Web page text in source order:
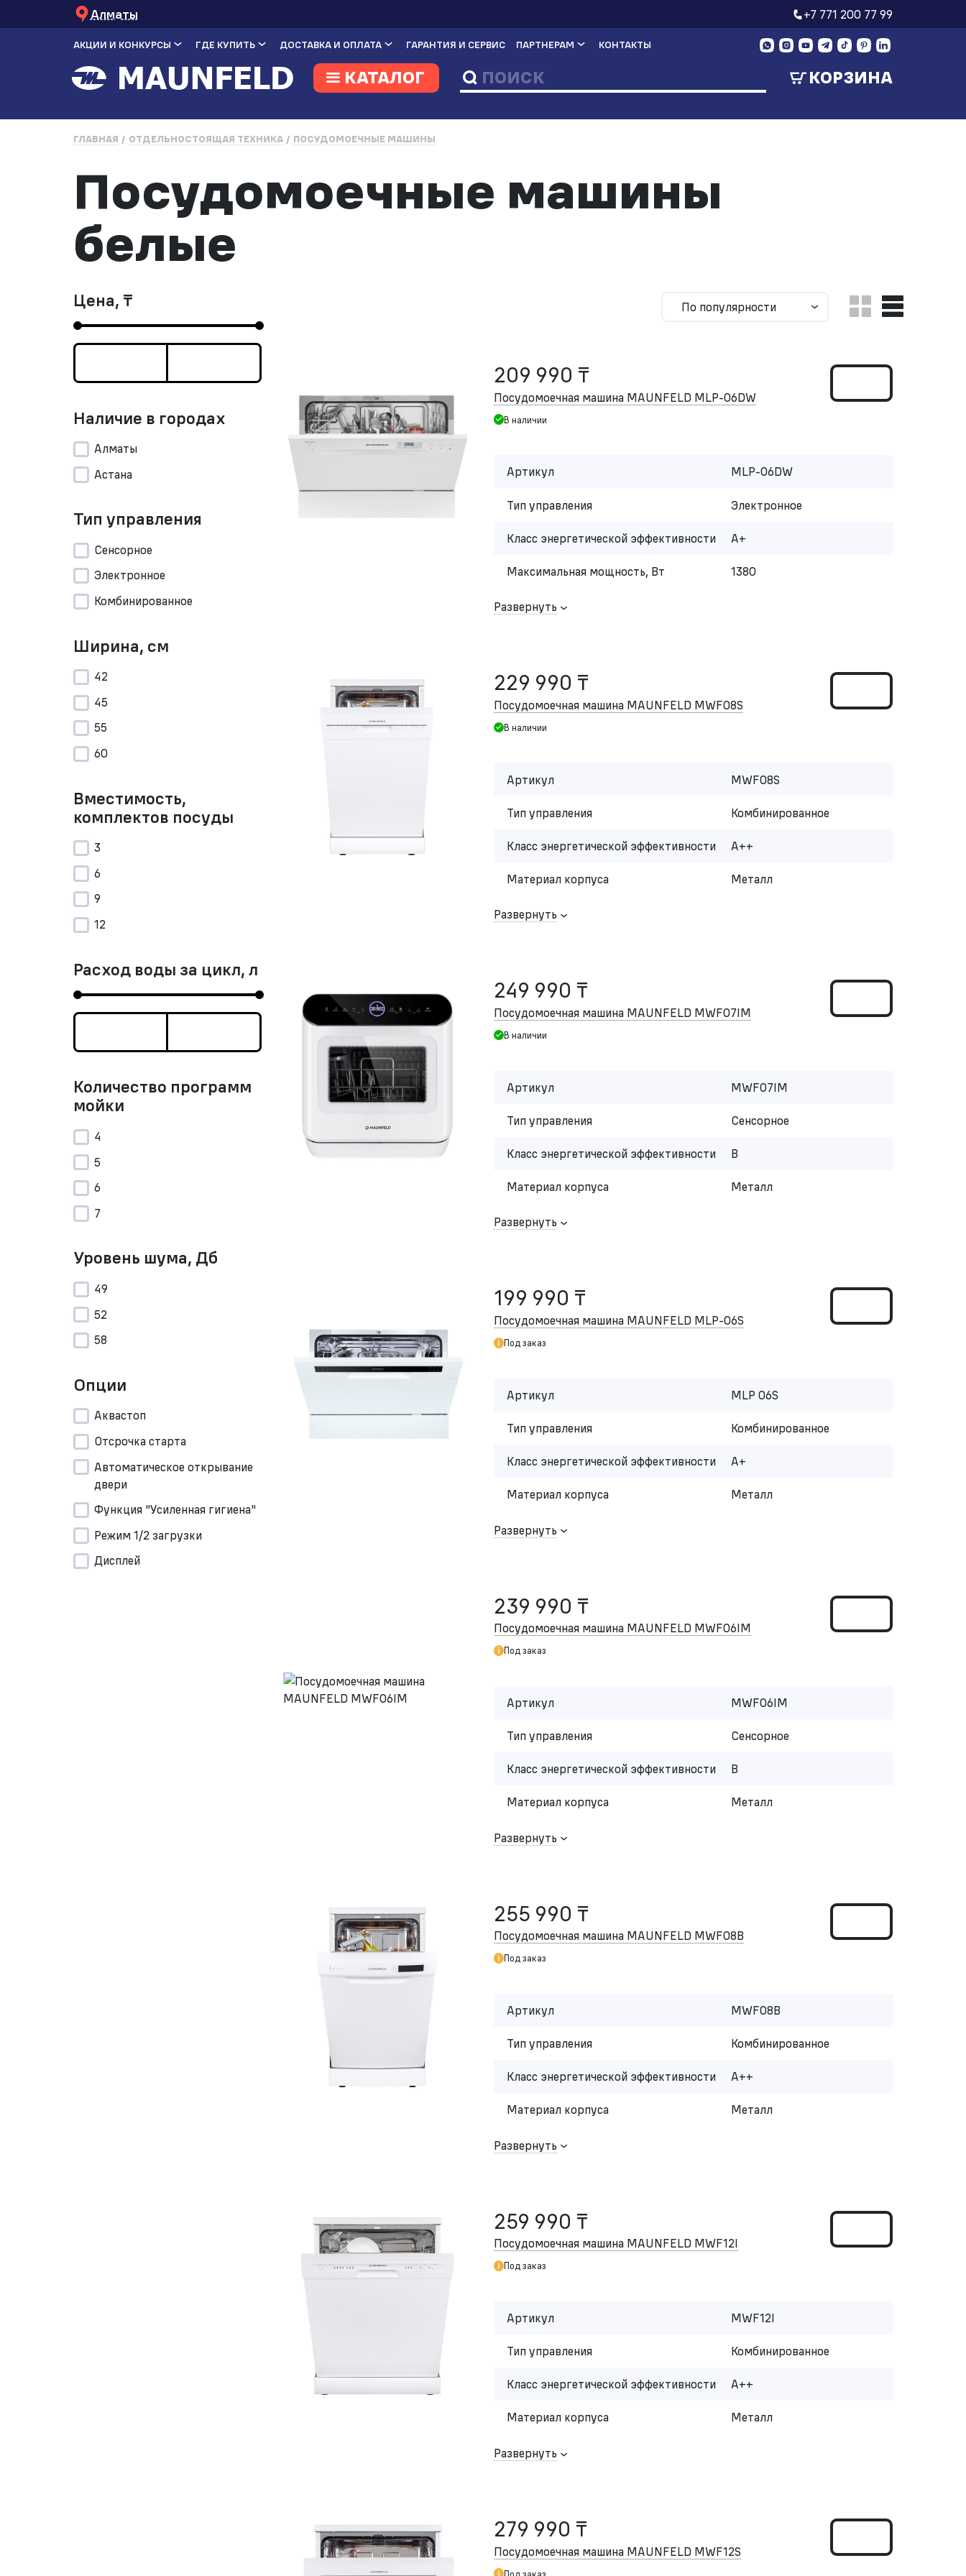
Алматы +7 771 200 77 99
АКЦИИ И КОНКУРСЫ ГДЕ КУПИТЬ ДОСТАВКА И ОПЛАТА ГАРАНТИЯ И СЕРВИС ПАРТНЕРАМ КОНТАКТЫ
КАТАЛОГ КОРЗИНА
ГЛАВНАЯ ОТДЕЛЬНОСТОЯЩАЯ ТЕХНИКА ПОСУДОМОЕЧНЫЕ МАШИНЫ
Посудомоечные машины
белые
Цена, ₸
Наличие в городах
Алматы
Астана
Тип управления
Сенсорное
Электронное
Комбинированное
Ширина, см
42
45
55
60
Вместимость,
комплектов посуды
3
6
9
12
Расход воды за цикл, л
Количество программ
мойки
4
5
6
7
Уровень шума, Дб
49
52
58
Опции
Аквастоп
Отсрочка старта
Автоматическое открывание
двери
Функция "Усиленная гигиена"
Режим 1/2 загрузки
Дисплей
По популярности
209 990 ₸
Посудомоечная машина MAUNFELD MLP-06DW
В наличии
Артикул MLP-06DW
Тип управления Электронное
Класс энергетической эффективности A+
Максимальная мощность, Вт 1380
Развернуть
229 990 ₸
Посудомоечная машина MAUNFELD MWF08S
В наличии
Артикул MWF08S
Тип управления Комбинированное
Класс энергетической эффективности A++
Материал корпуса Металл
Развернуть
249 990 ₸
Посудомоечная машина MAUNFELD MWF07IM
В наличии
Артикул MWF07IM
Тип управления Сенсорное
Класс энергетической эффективности B
Материал корпуса Металл
Развернуть
199 990 ₸
Посудомоечная машина MAUNFELD MLP-06S
Под заказ
Артикул MLP 06S
Тип управления Комбинированное
Класс энергетической эффективности A+
Материал корпуса Металл
Развернуть
239 990 ₸
Посудомоечная машина MAUNFELD MWF06IM
Под заказ
Артикул MWF06IM
Тип управления Сенсорное
Класс энергетической эффективности B
Материал корпуса Металл
Развернуть
255 990 ₸
Посудомоечная машина MAUNFELD MWF08B
Под заказ
Артикул MWF08B
Тип управления Комбинированное
Класс энергетической эффективности A++
Материал корпуса Металл
Развернуть
259 990 ₸
Посудомоечная машина MAUNFELD MWF12I
Под заказ
Артикул MWF12I
Тип управления Комбинированное
Класс энергетической эффективности A++
Материал корпуса Металл
Развернуть
279 990 ₸
Посудомоечная машина MAUNFELD MWF12S
Под заказ